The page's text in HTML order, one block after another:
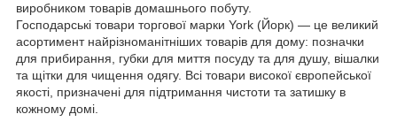
виробником товарів домашнього побуту.
Господарські товари торгової марки York (Йорк) — це великий
асортимент найрізноманітніших товарів для дому: позначки
для прибирання, губки для миття посуду та для душу, вішалки
та щітки для чищення одягу. Всі товари високої європейської
якості, призначені для підтримання чистоти та затишку в
кожному домі.